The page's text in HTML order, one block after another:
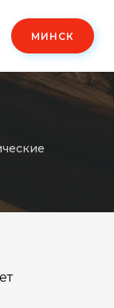
МИНСК